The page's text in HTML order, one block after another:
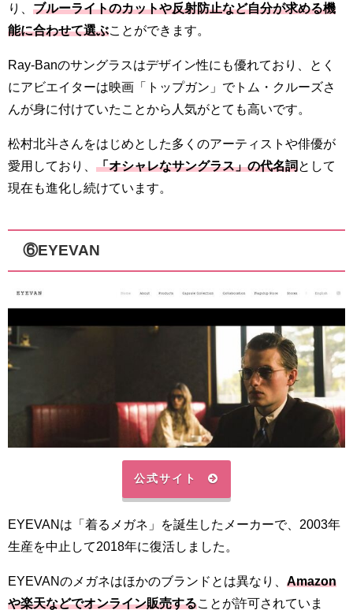
り、 ブルーライトのカットや反射防止など自分が求める機
能に合わせて選ぶ ことができます。
Ray-Banのサングラスはデザイン性にも優れており、とく
にアビエイターは映画「トップガン」でトム・クルーズさ
んが身に付けていたことから人気がとても高いです。
松村北斗さんをはじめとした多くのアーティストや俳優が
愛用しており、 「オシャレなサングラス」の代名詞として
現在も進化し続けています。
⑥EYEVAN
公式サイト
EYEVANは「着るメガネ」を誕生したメーカーで、2003年
生産を中止して2018年に復活しました。
EYEVANのメガネはほかのブランドとは異なり、 Amazon
や楽天などでオンライン販売する ことが許可されていま